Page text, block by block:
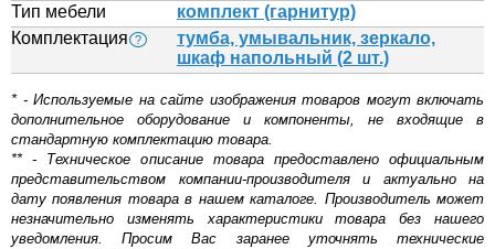
Тип мебели
комплект (гарнитур)
Комплектация ?
тумба, умывальник, зеркало,
шкаф напольный (2 шт.)
* - Используемые на сайте изображения товаров могут включать
дополнительное оборудование и компоненты, не входящие в
стандартную комплектацию товара.
** - Техническое описание товара предоставлено официальным
представительством компании-производителя и актуально на
дату появления товара в нашем каталоге. Производитель может
незначительно изменять характеристики товара без нашего
уведомления. Просим Вас заранее уточнять технические